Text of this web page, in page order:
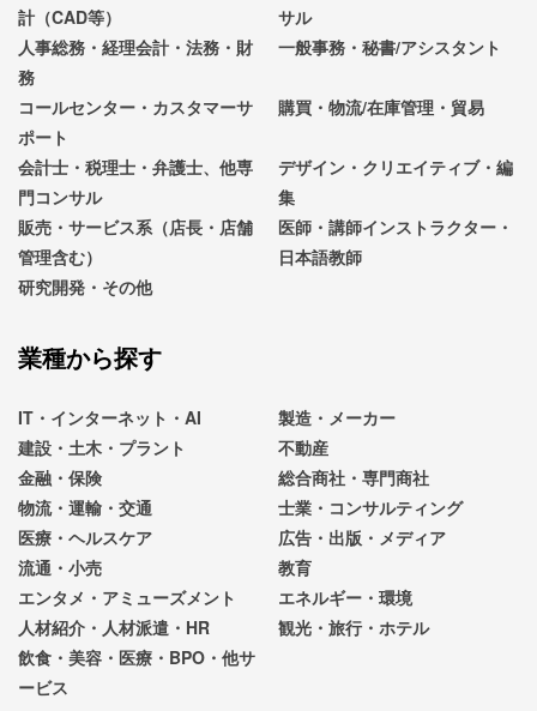
計（CAD等）
サル
人事総務・経理会計・法務・財
務
一般事務・秘書/アシスタント
コールセンター・カスタマーサ
ポート
購買・物流/在庫管理・貿易
会計士・税理士・弁護士、他専
門コンサル
デザイン・クリエイティブ・編
集
販売・サービス系（店長・店舗
管理含む）
医師・講師インストラクター・
日本語教師
研究開発・その他
業種から探す
IT・インターネット・AI
製造・メーカー
建設・土木・プラント
不動産
金融・保険
総合商社・専門商社
物流・運輸・交通
士業・コンサルティング
医療・ヘルスケア
広告・出版・メディア
流通・小売
教育
エンタメ・アミューズメント
エネルギー・環境
人材紹介・人材派遣・HR
観光・旅行・ホテル
飲食・美容・医療・BPO・他サ
ービス